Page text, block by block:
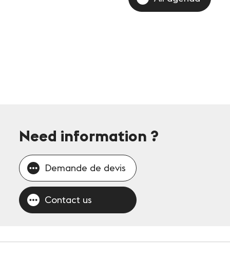
Need information ?
Demande de devis
Contact us